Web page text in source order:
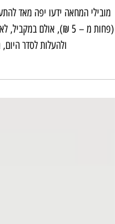
למה העם לא דורש צדק כלכלי?
מובילי המחאה ידעו יפה מאד
ולהעלות לסדר